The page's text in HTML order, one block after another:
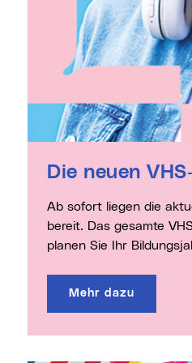
Die neuen
Ab sofort liegen die aktuellen Programmbücher der Volkshochschule Linz im Wissensturm zur kostenlosen Mitnahme
bereit. Das gesamte
planen Sie Ihr
Mehr dazu